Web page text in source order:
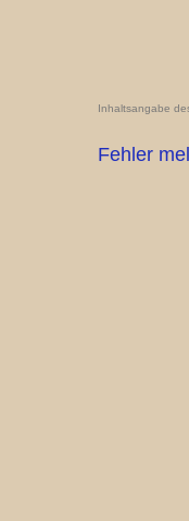
Inhaltsangabe
Fehler